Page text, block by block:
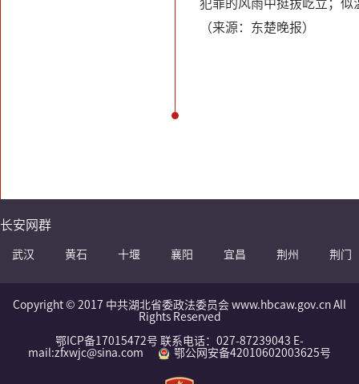
犯罪的风雨中挺拔屹立；似
（来源：东楚晚报）
长安网群
武汉 黄石 十堰 襄阳 宜昌 荆州 荆门
Copyright © 2017 中共湖北省委政法委员会 www.hbcaw.gov.cn All
Rights Reserved
鄂ICP备17015472号 联系电话：027-87239043 E-
mail:zfxwjc@sina.com
鄂公网安备42010602003625号